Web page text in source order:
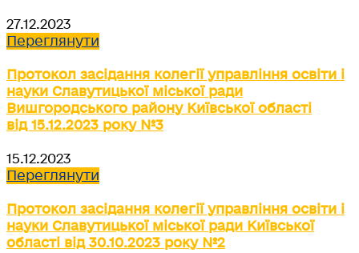
27.12.2023
Переглянути
Протокол засідання колегії управління освіти і
науки Славутицької міської ради
Вишгородського району Київської області
від 15.12.2023 року №3
15.12.2023
Переглянути
Протокол засідання колегії управління освіти і
науки Славутицької міської ради Київської
області від 30.10.2023 року №2